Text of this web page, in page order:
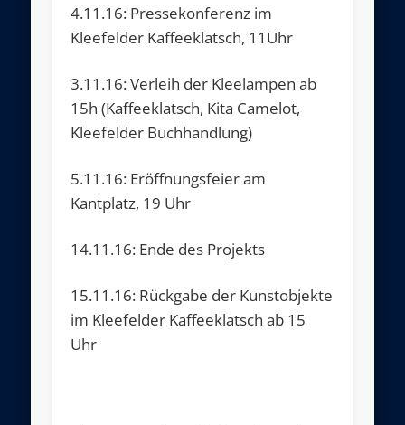
4.11.16: Pressekonferenz im
Kleefelder Kaffeeklatsch, 11Uhr
3.11.16: Verleih der Kleelampen ab
15h (Kaffeeklatsch, Kita Camelot,
Kleefelder Buchhandlung)
5.11.16: Eröffnungsfeier am
Kantplatz, 19 Uhr
14.11.16: Ende des Projekts
15.11.16: Rückgabe der Kunstobjekte
im Kleefelder Kaffeeklatsch ab 15
Uhr